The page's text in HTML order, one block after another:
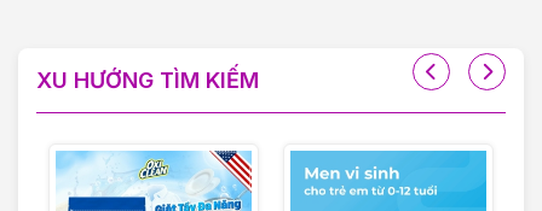
XU HƯỚNG TÌM KIẾM